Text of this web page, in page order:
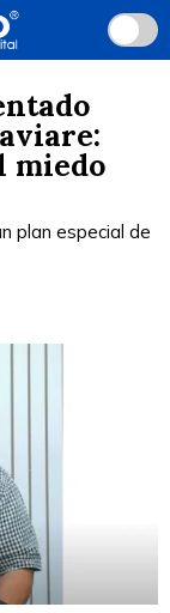
miedo
plan especial de